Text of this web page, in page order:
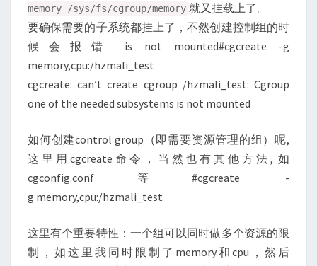
memory /sys/fs/cgroup/memory 就又挂载上了。
要确保需要的子系统都挂上了，不然创建控制组的时
候会报错 is not mounted#cgcreate -g
memory,cpu:/hzmali_test
cgcreate: can’t create cgroup /hzmali_test: Cgroup
one of the needed subsystems is not mounted
如何创建control group（即需要资源管理的组）呢,
这里用cgcreate命令，当然也有其他方法, 如
cgconfig.conf等#cgcreate -
g memory,cpu:/hzmali_test
这里有个重要特性：一个组可以同时做多个资源的限
制，如这里我同时限制了memory和cpu，然后